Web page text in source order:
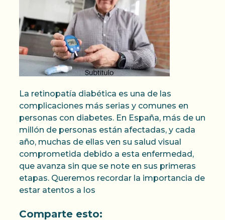
La retinopatía diabética es una de las
complicaciones más serias y comunes en
personas con diabetes. En España, más de un
millón de personas están afectadas, y cada
año, muchas de ellas ven su salud visual
comprometida debido a esta enfermedad,
que avanza sin que se note en sus primeras
etapas. Queremos recordar la importancia de
estar atentos a los
Comparte esto: